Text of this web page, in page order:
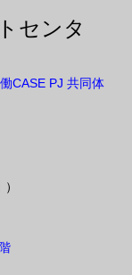
センタ
CASE PJ 共同体